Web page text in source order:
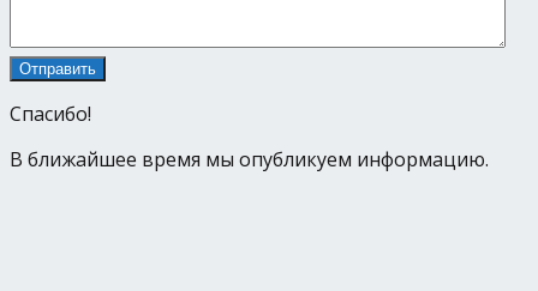
Спасибо!
В ближайшее время мы опубликуем информацию.